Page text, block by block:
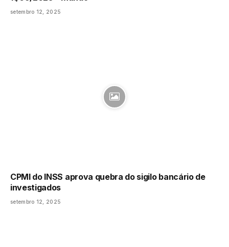
setembro 12, 2025
CPMI do INSS aprova quebra do sigilo bancário de
investigados
setembro 12, 2025